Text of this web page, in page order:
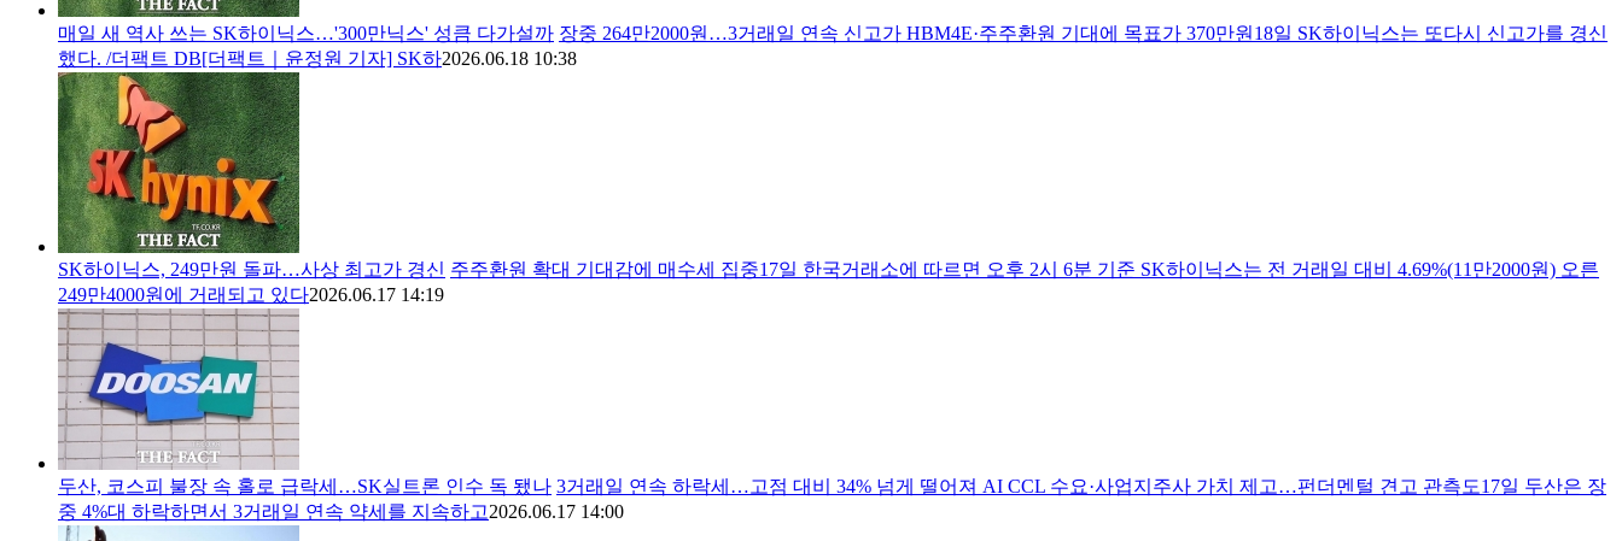
매일 새 역사 쓰는 SK하이닉스…'300만닉스' 성큼 다가설까 장중 264만2000원…3거래일 연속 신고가 HBM4E·주주환원 기대에 목표가 370만원18일 SK하이닉스는 또다시 신고가를 경신
했다. /더팩트 DB[더팩트｜윤정원 기자] SK하2026.06.18 10:38
SK하이닉스, 249만원 돌파…사상 최고가 경신 주주환원 확대 기대감에 매수세 집중17일 한국거래소에 따르면 오후 2시 6분 기준 SK하이닉스는 전 거래일 대비 4.69%(11만2000원) 오른
249만4000원에 거래되고 있다2026.06.17 14:19
두산, 코스피 불장 속 홀로 급락세…SK실트론 인수 독 됐나 3거래일 연속 하락세…고점 대비 34% 넘게 떨어져 AI CCL 수요·사업지주사 가치 제고…펀더멘털 견고 관측도17일 두산은 장
중 4%대 하락하면서 3거래일 연속 약세를 지속하고2026.06.17 14:00